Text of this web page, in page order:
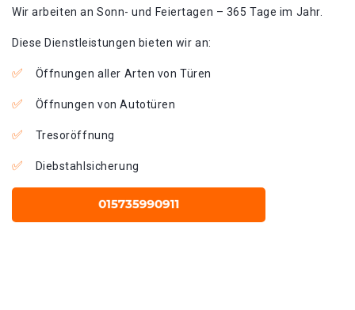
Wir arbeiten an Sonn- und Feiertagen – 365 Tage im Jahr.
Diese Dienstleistungen bieten wir an:
Öffnungen aller Arten von Türen
Öffnungen von Autotüren
Tresoröffnung
Diebstahlsicherung